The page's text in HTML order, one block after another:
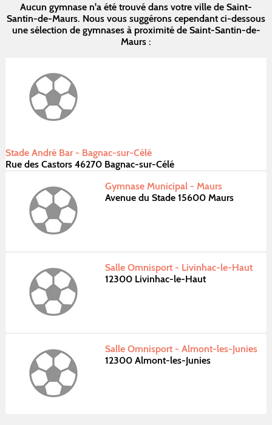
Aucun gymnase n'a été trouvé dans votre ville de Saint-
Santin-de-Maurs. Nous vous suggérons cependant ci-dessous
une sélection de gymnases à proximité de Saint-Santin-de-
Maurs :
Stade André Bar - Bagnac-sur-Célé
Rue des Castors 46270 Bagnac-sur-Célé
Gymnase Municipal - Maurs
Avenue du Stade 15600 Maurs
Salle Omnisport - Livinhac-le-Haut
12300 Livinhac-le-Haut
Salle Omnisport - Almont-les-Junies
12300 Almont-les-Junies